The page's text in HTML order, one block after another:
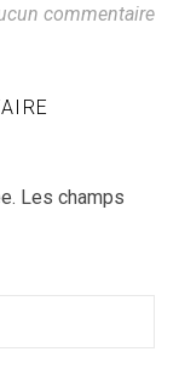
commentaire
Les champs